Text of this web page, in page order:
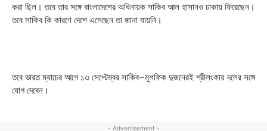
করা ছিল। তবে তার সঙ্গে বাংলাদেশের অধিনায়ক সাকিব আল হাসানও ঢাকায় ফিরেছেন।
তবে সাকিব কি কারণে দেশে এসেছেন তা জানা যায়নি।
তবে ভারত ম্যাচের আগে ১৩ সেপ্টেম্বর সাকিব–মুশফিক দুজনেরই শ্রীলংকায় দলের সঙ্গে
যোগ দেবেন।
- Advertisement -